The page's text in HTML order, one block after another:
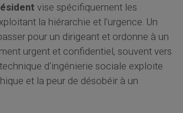
vise spécifiquement les
la hiérarchie et l'urgence. Un
pour un dirigeant et ordonne à un
urgent et confidentiel, souvent vers
d'ingénierie sociale exploite
et la peur de désobéir à un